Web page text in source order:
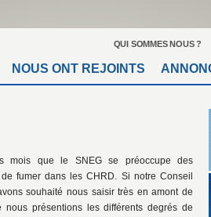
QUI SOMMES NOUS ?
NOUS ONT REJOINTS
mois que le SNEG se préoccupe des
fumer dans les CHRD. Si notre Conseil
souhaité nous saisir très en amont de
nous présentions les différents degrés de